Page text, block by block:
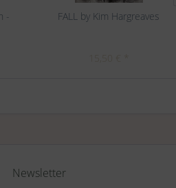
- FALL by Kim Hargreaves
Newsletter